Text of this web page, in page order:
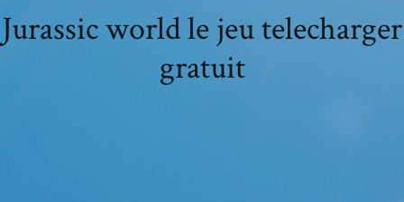
Jurassic world le jeu telecharger
gratuit